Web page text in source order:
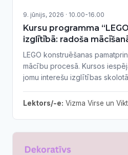
9. jūnijs, 2026 · 10.00-16.00
Kursu programma
izglītībā: radoša
konstruēšanu”
LEGO konstruēšanas
mācību procesā. Kursos
jomu interešu izglītības
Lektors/-e: Vizma Virse un